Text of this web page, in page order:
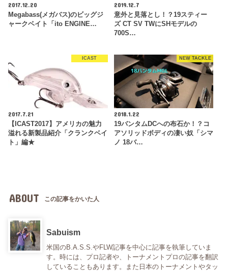
2017.12.20
Megabass(メガバス)のビッグジ
ャークベイト「ito ENGINE…
2019.12.7
意外と見落とし！？19スティー
ズ CT SV TWにSHモデルの
700S…
ICAST
2017.7.21
【ICAST2017】アメリカの魅力
溢れる新製品紹介「クランクベイ
ト」編★
NEW TACKLE
2018.1.22
19バンタムDCへの布石か！？コ
アソリッドボディの凄い奴「シマ
ノ 18バ…
ABOUT この記事をかいた人
Sabuism
米国のB.A.S.S.やFLW記事を中心に記事を執筆していま
す。時には、プロ記者や、トーナメントプロの記事を翻訳
していることもあります。また日本のトーナメントやタッ